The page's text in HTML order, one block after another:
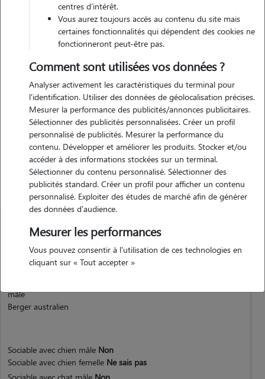
de se faire de l'argent.
Expérience
compagnie par le passé, gardé à domicile ou balade. de plus je suis
moi même maitre d'un chien, un berger australien donc je sais les
responsabilités et besoin qu'implique la charge d'un animal.
Animaux
Oby
mâle
Berger australien
Sociable avec chien mâle Non
Sociable avec chien femelle Ne sais pas
centres d'intérêt.
Vous aurez toujours accès au contenu du site mais
certaines fonctionnalités qui dépendent des cookies ne
fonctionneront peut-être pas.
Comment sont utilisées vos données ?
Analyser activement les caractéristiques du terminal pour
l'identification. Utiliser des données de géolocalisation précises.
Mesurer la performance des publicités/annonces publicitaires.
Sélectionner des publicités personnalisées. Créer un profil
personnalisé de publicités. Mesurer la performance du
contenu. Développer et améliorer les produits. Stocker et/ou
accéder à des informations stockées sur un terminal.
Sélectionner du contenu personnalisé. Sélectionner des
publicités standard. Créer un profil pour afficher un contenu
personnalisé. Exploiter des études de marché afin de générer
des données d'audience.
Mesurer les performances
Vous pouvez consentir à l'utilisation de ces technologies en
cliquant sur « Tout accepter »